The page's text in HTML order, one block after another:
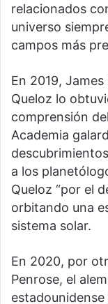
relacionados
universo
campos más
En 2019,
Queloz lo
comprensión
Academia
a los
Queloz “por el
orbitando una
sistema solar.
En 2020, por
Penrose, el